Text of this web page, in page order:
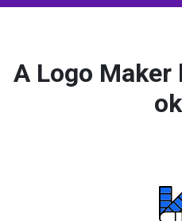
A Logo Maker